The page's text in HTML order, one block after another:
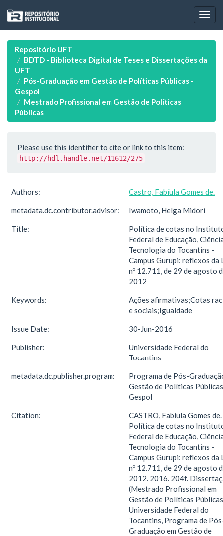
navigation
Repositório UFT
BDTD - Biblioteca Digital de Teses e Dissertações da
UFT
Pós-Graduação em Gestão de Políticas Públicas -
Gespol
Mestrado Profissional em Gestão de Políticas
Públicas
Please use this identifier to cite or link to this item:
http://hdl.handle.net/11612/275
Authors: Castro, Fabíula Gomes de.
metadata.dc.contributor.advisor: Iwamoto, Helga Midori
Title:
Política de cotas no
Federal de Educação,
Tecnologia do Tocantins -
Campus Gurupi: reflexos da
nº 12.711, de 29 de agosto
2012
Keywords:
Ações afirmativas;Cotas
e sociais;Igualdade
Issue Date: 30-Jun-2016
Publisher:
Universidade Federal do
Tocantins
metadata.dc.publisher.program:
Programa de Pós-
Gestão de Políticas
Gespol
Citation:
CASTRO, Fabíula Gomes de.
Política de cotas no
Federal de Educação,
Tecnologia do Tocantins -
Campus Gurupi: reflexos da
nº 12.711, de 29 de agosto
2012. 2016. 204f.
(Mestrado Profissional em
Gestão de Políticas
Universidade Federal do
Tocantins, Programa de
Graduação em Gestão de